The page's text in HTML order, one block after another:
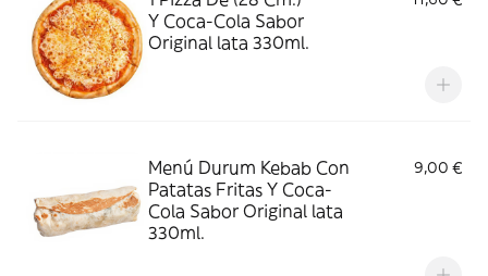
Y Coca-Cola Sabor
Original lata 330ml.
Menú Durum Kebab Con
Patatas Fritas Y Coca-
Cola Sabor Original lata
330ml.
9,00 €